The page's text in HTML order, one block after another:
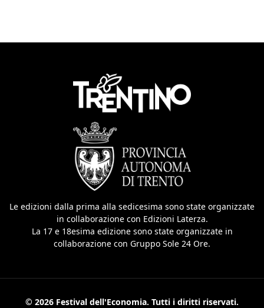
Le edizioni dalla prima alla sedicesima sono state organizzate
in collaborazione con Edizioni Laterza.
La 17 e 18esima edizione sono state organizzate in
collaborazione con Gruppo Sole 24 Ore.
© 2026 Festival dell'Economia. Tutti i diritti riservati.